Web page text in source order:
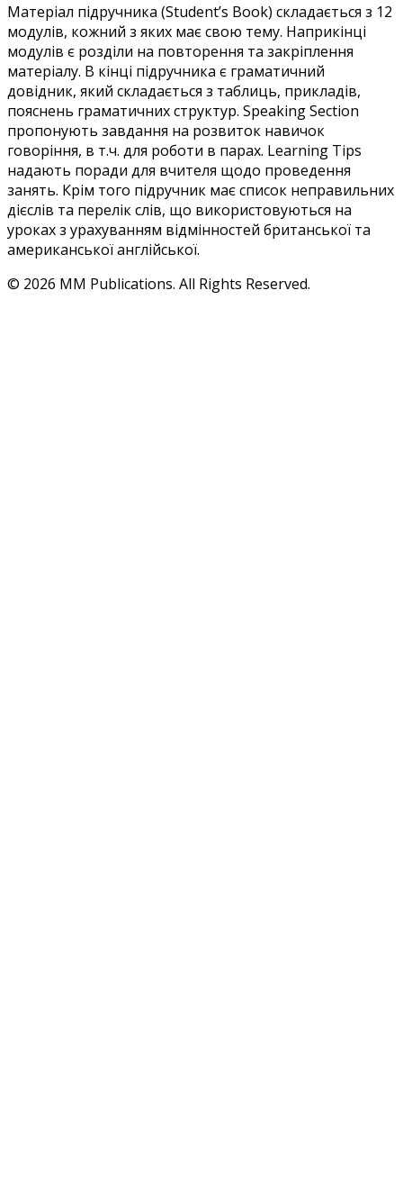
Матеріал підручника (Student’s Book) складається з 12
модулів, кожний з яких має свою тему. Наприкінці
модулів є розділи на повторення та закріплення
матеріалу. В кінці підручника є граматичний
довідник, який складається з таблиць, прикладів,
пояснень граматичних структур. Speaking Section
пропонують завдання на розвиток навичок
говоріння, в т.ч. для роботи в парах. Learning Tips
надають поради для вчителя щодо проведення
занять. Крім того підручник має список неправильних
дієслів та перелік слів, що використовуються на
уроках з урахуванням відмінностей британської та
американської англійської.
© 2026 MM Publications. All Rights Reserved.